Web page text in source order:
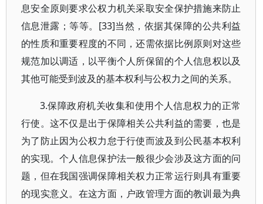
息安全原则要求公权力机关采取安全保护措施来防止
信息泄露；等等。[33]当然，依据其保障的公共利益
的性质和重要程度的不同，还需依据比例原则对这些
规范加以调适，以平衡个人所保留的个人信息权以及
其他可能受到波及的基本权利与公权力之间的关系。
3.保障政府机关收集和使用个人信息权力的正常
行使。这不仅是出于保障相关公共利益的需要，也是
为了防止因为公权力怠于行使而波及到公民基本权利
的实现。个人信息保护法一般很少会涉及这方面的问
题，但在我国强调保障相关权力正常运行则具有重要
的现实意义。在这方面，户政管理方面的教训最为典